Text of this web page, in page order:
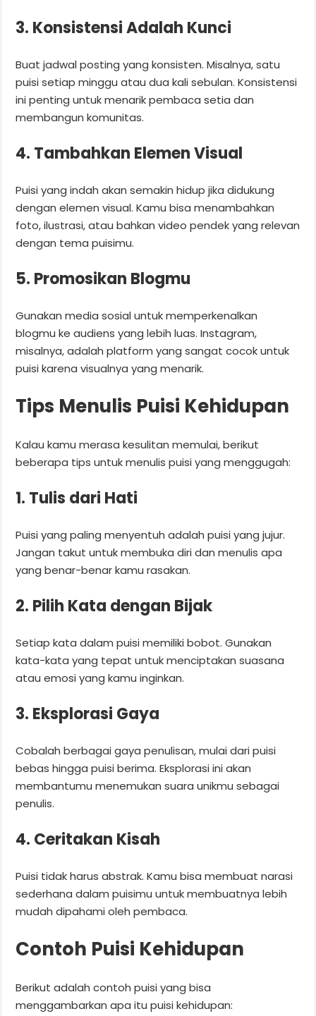
3. Konsistensi Adalah Kunci
Buat jadwal posting yang konsisten. Misalnya, satu
puisi setiap minggu atau dua kali sebulan. Konsistensi
ini penting untuk menarik pembaca setia dan
membangun komunitas.
4. Tambahkan Elemen Visual
Puisi yang indah akan semakin hidup jika didukung
dengan elemen visual. Kamu bisa menambahkan
foto, ilustrasi, atau bahkan video pendek yang relevan
dengan tema puisimu.
5. Promosikan Blogmu
Gunakan media sosial untuk memperkenalkan
blogmu ke audiens yang lebih luas. Instagram,
misalnya, adalah platform yang sangat cocok untuk
puisi karena visualnya yang menarik.
Tips Menulis Puisi Kehidupan
Kalau kamu merasa kesulitan memulai, berikut
beberapa tips untuk menulis puisi yang menggugah:
1. Tulis dari Hati
Puisi yang paling menyentuh adalah puisi yang jujur.
Jangan takut untuk membuka diri dan menulis apa
yang benar-benar kamu rasakan.
2. Pilih Kata dengan Bijak
Setiap kata dalam puisi memiliki bobot. Gunakan
kata-kata yang tepat untuk menciptakan suasana
atau emosi yang kamu inginkan.
3. Eksplorasi Gaya
Cobalah berbagai gaya penulisan, mulai dari puisi
bebas hingga puisi berima. Eksplorasi ini akan
membantumu menemukan suara unikmu sebagai
penulis.
4. Ceritakan Kisah
Puisi tidak harus abstrak. Kamu bisa membuat narasi
sederhana dalam puisimu untuk membuatnya lebih
mudah dipahami oleh pembaca.
Contoh Puisi Kehidupan
Berikut adalah contoh puisi yang bisa
menggambarkan apa itu puisi kehidupan: